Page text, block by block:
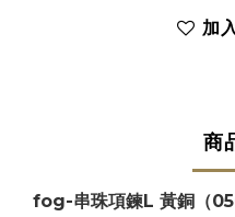
加
商
fog-串珠項鍊L 黃銅（